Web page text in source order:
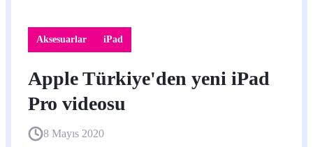
Aksesuarlar iPad
Apple Türkiye'den yeni iPad
Pro videosu
8 Mayıs 2020